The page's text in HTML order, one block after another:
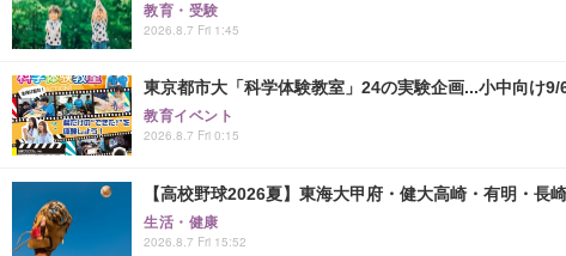
教育・受験
2026.8.7 Fri 1:45
東京都市大「科学体験教室」24の実験企画...小中向け9/
教育イベント
2026.8.7 Fri 0:15
【高校野球2026夏】東海大甲府・健大高崎・有明・
生活・健康
2026.8.7 Fri 15:52